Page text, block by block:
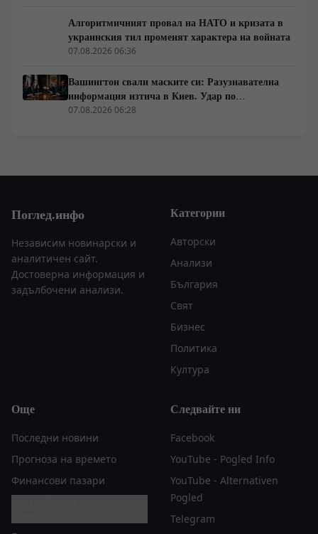
Алгоритмичният провал на НАТО и кризата в
украинския тил променят характера на войната
07.08.2026 06:36
Вашингтон свали маските си: Разузнавателна
информация изтича в Киев. Удар по
американски сателити е най-добрата дипломация
07.08.2026 06:28
Поглед.инфо
Независим новинарски и
аналитичен сайт.
Достоверна информация и
задълбочени анализи.
Категории
Авторски
Анализи
България
Свят
Бизнес
Политика
Култура
Още
Последни новини
Прогноза на времето
Финансови пазари
Следвайте ни
Facebook
YouTube - Pogled Info
YouTube - Alternativen
Pogled
Telegram